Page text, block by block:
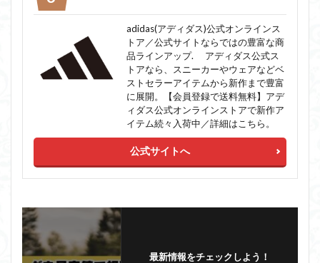
adidas(アディダス)公式オンラインス
トア／公式サイトならではの豊富な商
品ラインアップ. アディダス公式ス
トアなら、スニーカーやウェアなどベ
ストセラーアイテムから新作まで豊富
に展開。【会員登録で送料無料】アデ
ィダス公式オンラインストアで新作ア
イテム続々入荷中／詳細はこちら。
公式サイトへ
最新情報をチェックしよう！